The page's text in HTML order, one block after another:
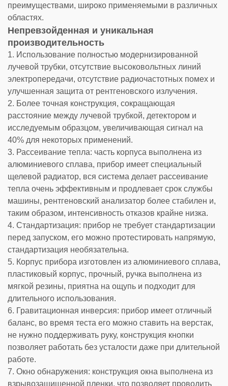
преимуществами, широко применяемыми в различных
областях.
Непревзойденная и уникальная
производительность
1. Использование полностью модернизированной
лучевой трубки, отсутствие высоковольтных линий
электропередачи, отсутствие радиочастотных помех и
улучшенная защита от рентгеновского излучения.
2. Более точная конструкция, сокращающая
расстояние между лучевой трубкой, детектором и
исследуемым образцом, увеличивающая сигнал на
40% для некоторых применений.
3. Рассеивание тепла: часть корпуса выполнена из
алюминиевого сплава, прибор имеет специальный
щелевой радиатор, вся система делает рассеивание
тепла очень эффективным и продлевает срок службы
машины, рентгеновский анализатор более стабилен и,
таким образом, интенсивность отказов крайне низка.
4. Стандартизация: прибор не требует стандартизации
перед запуском, его можно протестировать напрямую,
стандартизация необязательна.
5. Корпус прибора изготовлен из алюминиевого сплава,
пластиковый корпус, прочный, ручка выполнена из
мягкой резины, приятна на ощупь и подходит для
длительного использования.
6. Гравитационная инверсия: прибор имеет отличный
баланс, во время теста его можно ставить на верстак,
не нужно поддерживать руку, конструкция кнопки
позволяет работать без усталости даже при длительной
работе.
7. Окно обнаружения: конструкция окна выполнена из
взрывозащищенной пленки, что позволяет проводить